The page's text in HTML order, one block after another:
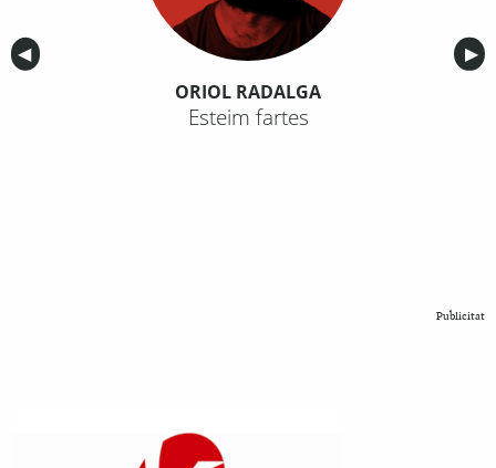
Anterior
◀︎ ▶︎
ORIOL RADALGA
Esteim fartes
Publicitat